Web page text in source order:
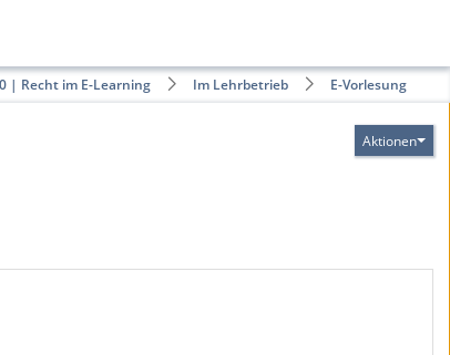
| Recht im E-Learning Im Lehrbetrieb E-Vorlesung
Aktionen